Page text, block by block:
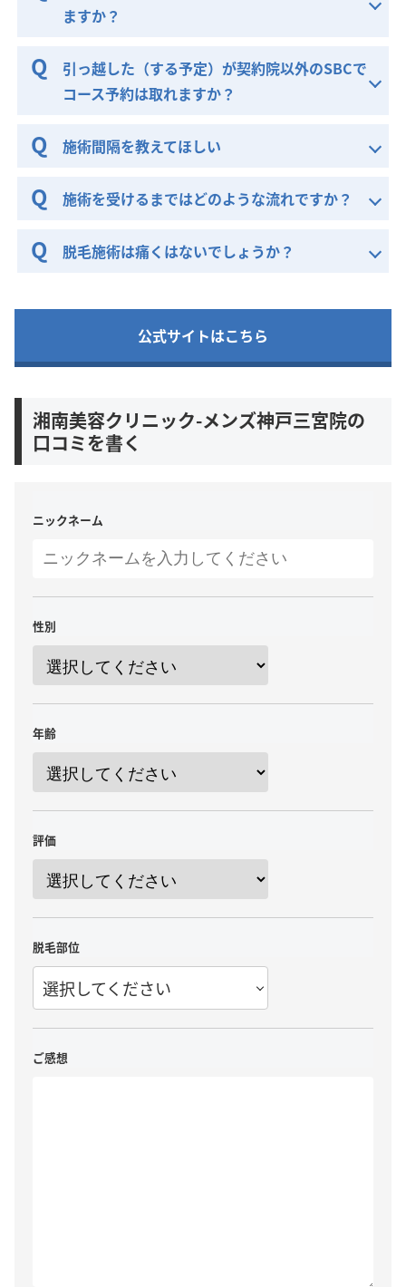
ますか？
引っ越した（する予定）が契約院以外のSBCで
コース予約は取れますか？
施術間隔を教えてほしい
施術を受けるまではどのような流れですか？
脱毛施術は痛くはないでしょうか？
公式サイトはこちら
湘南美容クリニック-メンズ神戸三宮院の
口コミを書く
ニックネーム
性別
年齢
評価
脱毛部位
選択してください
ご感想